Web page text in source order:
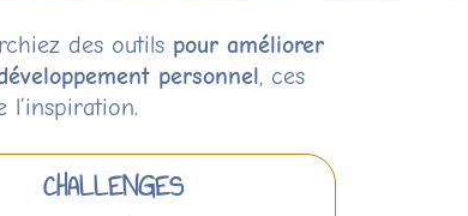
des outils pour améliorer
personnel, ces
l’inspiration.
CHALLENGES